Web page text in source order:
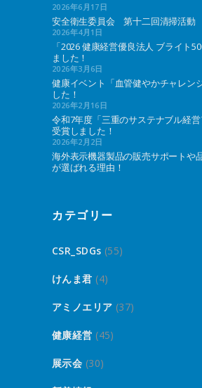
2026年6月17日
安全衛生委員会 第十二回清掃活動
2026年4月1日
「2026 健康経営優良法人 ブライト
ました！
2026年3月6日
健康イベント「血管健やかチャレン
した！
2026年2月16日
令和7年度「三重のサステナブル経
受賞しました！
2026年2月2日
海外表示機器製品の販売サポートや
が選ばれる理由！
カテゴリー
CSR_SDGs (55)
けんま君 (4)
アミノエリア (37)
健康経営 (45)
展示会 (30)